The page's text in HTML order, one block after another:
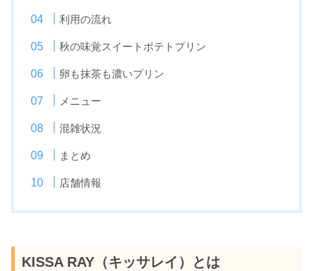
利用の流れ
秋の味覚スイートポテトプリン
卵も抹茶も濃いプリン
メニュー
混雑状況
まとめ
店舗情報
KISSA RAY（キッサレイ）とは